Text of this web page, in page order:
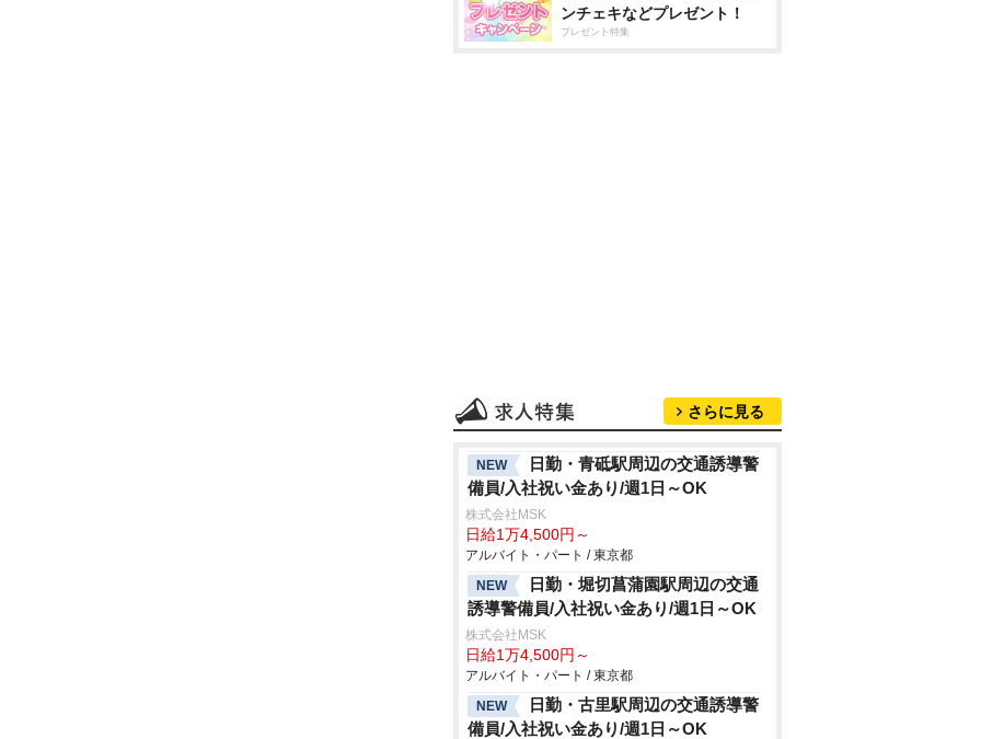
ンチェキなどプレゼント！
プレゼント特集
さらに見る
NEW
日勤・青砥駅周辺の交通誘導警
備員/入社祝い金あり/週1日～OK
株式会社MSK
日給1万4,500円～
アルバイト・パート / 東京都
NEW
日勤・堀切菖蒲園駅周辺の交通
誘導警備員/入社祝い金あり/週1日～OK
株式会社MSK
日給1万4,500円～
アルバイト・パート / 東京都
NEW
日勤・古里駅周辺の交通誘導警
備員/入社祝い金あり/週1日～OK